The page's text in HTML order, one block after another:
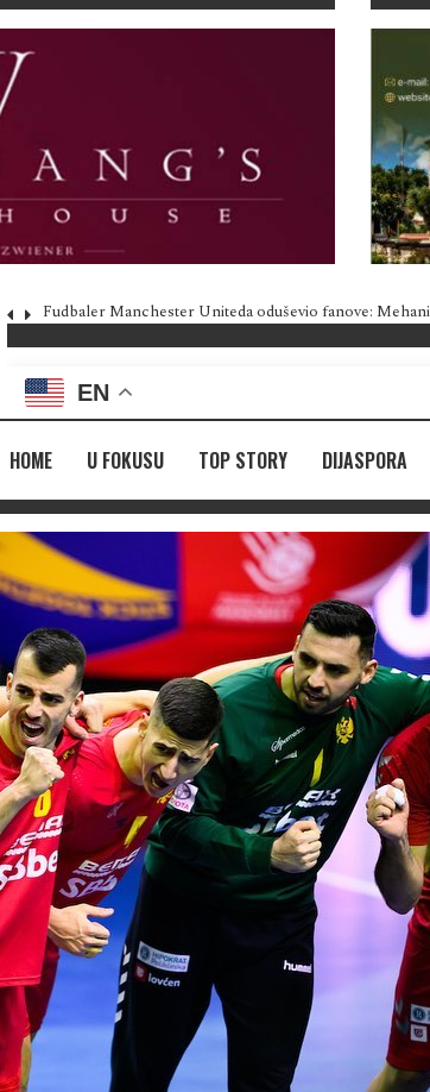
Fudbaler Manchester Uniteda oduševio fanove:
EN
HOME U FOKUSU TOP STORY DIJASPORA